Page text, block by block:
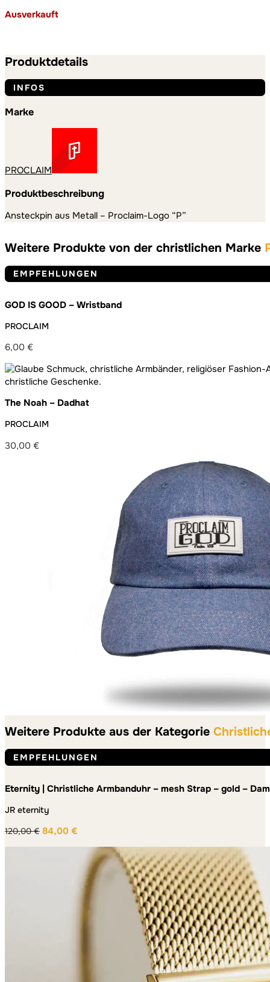
Ausverkauft
Produktdetails
INFOS
Marke
PROCLAIM
Produktbeschreibung
Ansteckpin aus Metall – Proclaim-Logo “P”
Weitere Produkte von der christlichen Marke
EMPFEHLUNGEN
GOD IS GOOD – Wristband
PROCLAIM
6,00 €
The Noah – Dadhat
PROCLAIM
30,00 €
Weitere Produkte aus der Kategorie
EMPFEHLUNGEN
Eternity | Christliche Armbanduhr – mesh Strap – gold –
JR eternity
120,00€ 84,00 €
Preis
ist:
84,00 €.